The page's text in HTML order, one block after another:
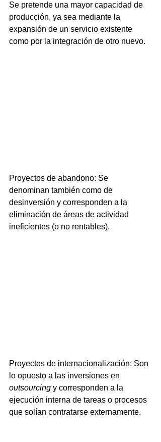
Se pretende una mayor capacidad de
producción, ya sea mediante la
expansión de un servicio existente
como por la integración de otro nuevo.
Proyectos de abandono: Se
denominan también como de
desinversión y corresponden a la
eliminación de áreas de actividad
ineficientes (o no rentables).
Proyectos de internacionalización: Son
lo opuesto a las inversiones en
outsourcing y corresponden a la
ejecución interna de tareas o procesos
que solían contratarse externamente.